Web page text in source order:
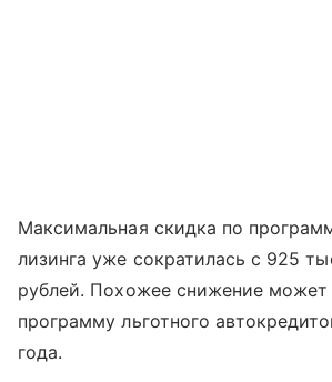
Максимальная скидка по
лизинга уже сократилась с 925
рублей. Похожее снижение может
программу льготного
года.